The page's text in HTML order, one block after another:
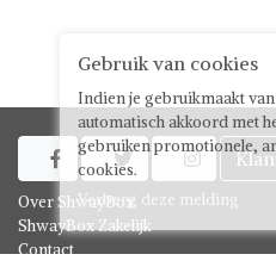
  
Over ShwayBox
ShwayBox Zakelijk
Contact
Gebruik van cookies
Indien je gebruikmaakt
automatisch akkoord met
gebruiken promotionele,
cookies.
Verberg deze melding